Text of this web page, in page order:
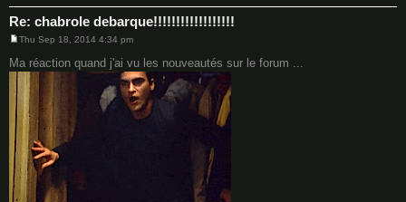
Re: chabrole debarque!!!!!!!!!!!!!!!!!!
s
Thu Sep 18, 2014 4:34 pm
Ma réaction quand j'ai vu les nouveautés sur le forum ...